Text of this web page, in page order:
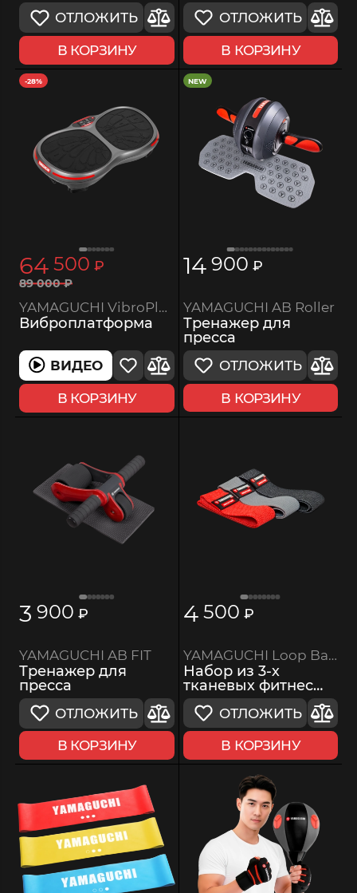
ОТЛОЖИТЬ
В КОРЗИНУ
ОТЛОЖИТЬ
В КОРЗИНУ
-28%
64 500 ₽
89 000₽
YAMAGUCHI VibroPlate
Виброплатформа
ВИДЕО
В КОРЗИНУ
NEW
14 900 ₽
YAMAGUCHI AB Roller
Тренажер для
пресса
ОТЛОЖИТЬ
В КОРЗИНУ
3 900 ₽
YAMAGUCHI AB FIT
Тренажер для
пресса
ОТЛОЖИТЬ
В КОРЗИНУ
4 500 ₽
YAMAGUCHI Loop Band
Набор из 3-х
тканевых фитнес
резинок
ОТЛОЖИТЬ
В КОРЗИНУ